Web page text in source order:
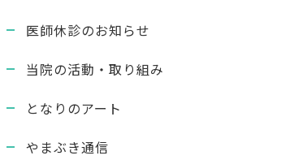
医師休診のお知らせ
当院の活動・取り組み
となりのアート
やまぶき通信